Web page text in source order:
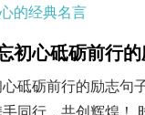
的经典名言
初心砥砺前行
砥砺前行的励志句